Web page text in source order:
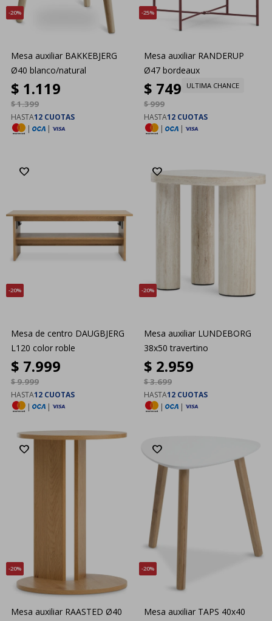
20
Mesa auxiliar BAKKEBJERG
Ø40 blanco/natural
$ 1.119
$1.399
HASTA12 CUOTAS
|
|
25
Mesa auxiliar RANDERUP
Ø47 bordeaux
$ 749
$999
ULTIMA CHANCE
HASTA12 CUOTAS
|
|
20
Mesa de centro DAUGBJERG
L120 color roble
$ 7.999
$9.999
HASTA12 CUOTAS
|
|
20
Mesa auxiliar LUNDEBORG
38x50 travertino
$ 2.959
$3.699
HASTA12 CUOTAS
|
|
20
Mesa auxiliar RAASTED Ø40
20
Mesa auxiliar TAPS 40x40